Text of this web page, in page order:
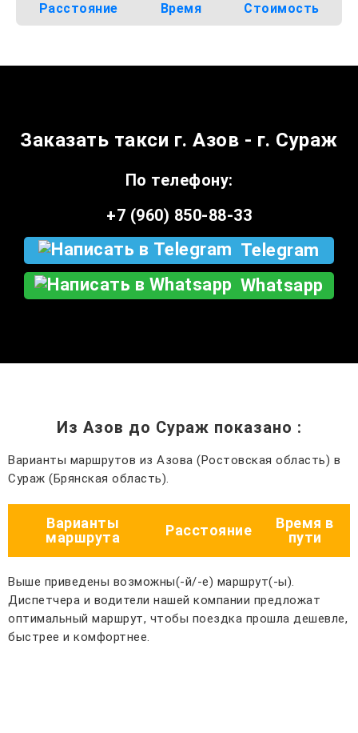
Расстояние Время Стоимость
Заказать такси г. Азов - г. Сураж
По телефону:
+7 (960) 850-88-33
Telegram
Whatsapp
Из Азов до Сураж показано :
Варианты маршрутов из Азова (Ростовская область) в
Сураж (Брянская область).
Варианты
маршрута
Расстояние
Время в
пути
Выше приведены возможны(-й/-е) маршрут(-ы).
Диспетчера и водители нашей компании предложат
оптимальный маршрут, чтобы поездка прошла дешевле,
быстрее и комфортнее.